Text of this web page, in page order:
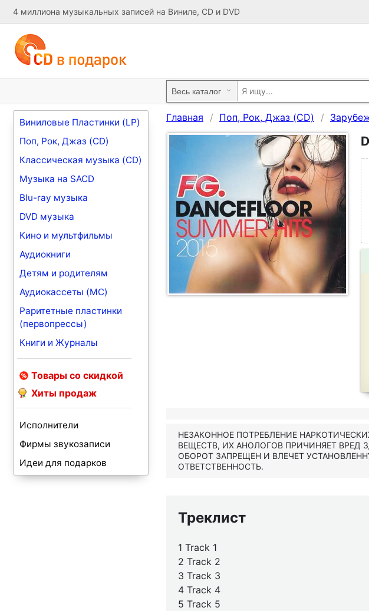
4 миллиона музыкальных записей на Виниле, CD и DVD
Виниловые Пластинки (LP)
Поп, Рок, Джаз (CD)
Классическая музыка (CD)
Музыка на SACD
Blu-ray музыка
DVD музыка
Кино и мультфильмы
Аудиокниги
Детям и родителям
Аудиокассеты (MC)
Раритетные пластинки
(первопрессы)
Книги и Журналы
Товары со скидкой
Хиты продаж
Исполнители
Фирмы звукозаписи
Идеи для подарков
Главная Поп, Рок, Джаз (CD)
НЕЗАКОННОЕ ПОТРЕБЛЕНИЕ
ВЕЩЕСТВ, ИХ АНОЛОГОВ ПРИЧИНЯЕТ ВРЕД
ОБОРОТ ЗАПРЕЩЕН И ВЛЕЧЕТ
ОТВЕТСТВЕННОСТЬ.
Треклист
1 Track 1
2 Track 2
3 Track 3
4 Track 4
5 Track 5